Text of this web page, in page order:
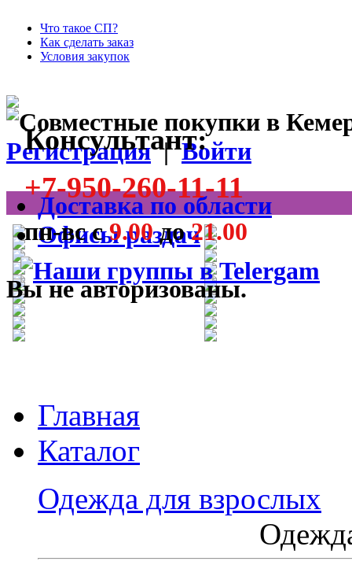
Что такое СП?
Как сделать заказ
Условия закупок
Консультант:
+7-950-260-11-11
пн-вс с9.00до21.00
Регистрация|Войти
Доставка по области
Офисы раздач
Вы не авторизованы.
Главная
Каталог
Одежда для взрослых